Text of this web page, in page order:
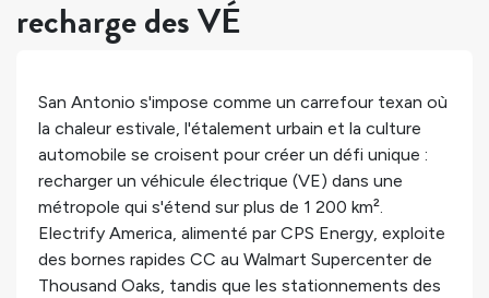
recharge des VÉ
San Antonio s'impose comme un carrefour texan où
la chaleur estivale, l'étalement urbain et la culture
automobile se croisent pour créer un défi unique :
recharger un véhicule électrique (VE) dans une
métropole qui s'étend sur plus de 1 200 km².
Electrify America, alimenté par CPS Energy, exploite
des bornes rapides CC au Walmart Supercenter de
Thousand Oaks, tandis que les stationnements des